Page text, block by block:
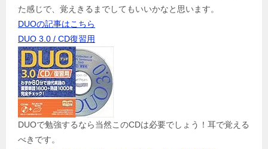
た感じで、覚えきるまでしてもいいかなと思います。
DUOの記事はこちら
DUO 3.0 / CD復習用
DUOで勉強するなら当然このCDは必要でしょう！耳で覚える
べきです。